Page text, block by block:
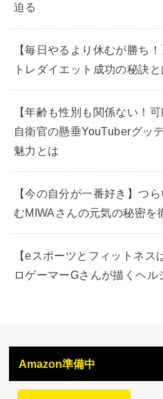
迫る
【毎日やるより休むが勝ち
トレダイエット成功の秘訣と
【年齢も性別も関係ない！
自衛官の懸垂YouTuberグッ
魅力とは
【今の自分が一番好き】つ
むMIWAさんの元気の秘密を
【eスポーツとフィットネ
ロゲーマーGさんが描くヘル
Amazon準備中